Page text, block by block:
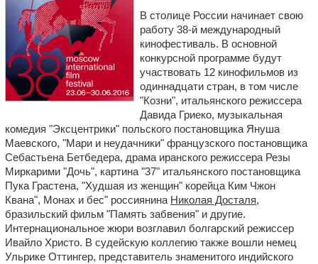
В столице России начинает свою
работу 38-й международный
кинофестиваль. В основной
конкурсной программе будут
участвовать 12 кинофильмов из
одиннадцати стран, в том числе
"Козни", итальянского режиссера
Давида Гриеко, музыкальная
комедия "Эксцентрики" польского постановщика Януша
Маевского, "Мари и неудачники" французского постановщика
Себастьена Бетбедера, драма иранского режиссера Резы
Миркарими "Дочь", картина "37" итальянского постановщика
Пука Грастена, "Худшая из женщин" корейца Ким Чжон
Квана", Монах и бес" россиянина Николая Досталя,
бразильский фильм "Память забвения" и другие.
Интернациональное жюри возглавил болгарский режиссер
Ивайло Христо. В судейскую коллегию также вошли немец
Ульрике Оттингер, представитель знаменитого индийского